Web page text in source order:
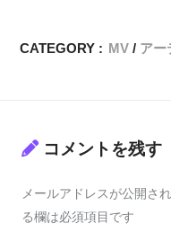
CATEGORY : MV アー
コメントを残す
メールアドレスが公開さ
る欄は必須項目です